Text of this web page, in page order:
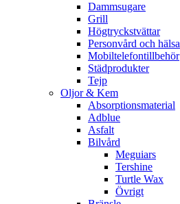
Dammsugare
Grill
Högtryckstvättar
Personvård och hälsa
Mobiltelefontillbehör
Städprodukter
Tejp
Oljor & Kem
Absorptionsmaterial
Adblue
Asfalt
Bilvård
Meguiars
Tershine
Turtle Wax
Övrigt